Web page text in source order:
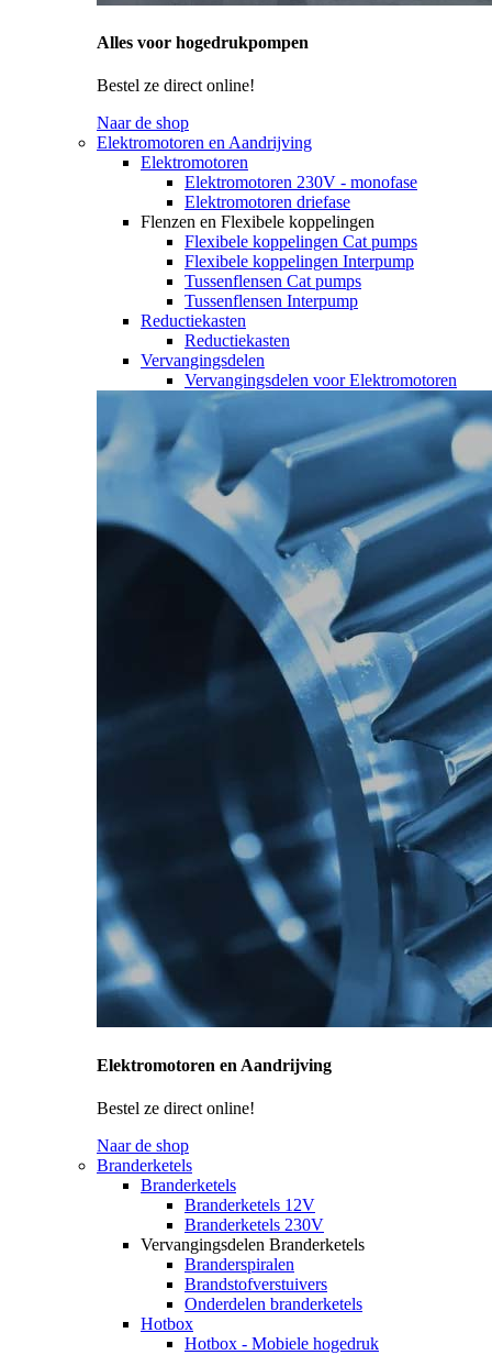
Alles voor hogedrukpompen
Bestel ze direct online!
Naar de shop
Elektromotoren en Aandrijving
Elektromotoren
Elektromotoren 230V - monofase
Elektromotoren driefase
Flenzen en Flexibele koppelingen
Flexibele koppelingen Cat pumps
Flexibele koppelingen Interpump
Tussenflensen Cat pumps
Tussenflensen Interpump
Reductiekasten
Reductiekasten
Vervangingsdelen
Vervangingsdelen voor Elektromotoren
Elektromotoren en Aandrijving
Bestel ze direct online!
Naar de shop
Branderketels
Branderketels
Branderketels 12V
Branderketels 230V
Vervangingsdelen Branderketels
Branderspiralen
Brandstofverstuivers
Onderdelen branderketels
Hotbox
Hotbox - Mobiele hogedruk